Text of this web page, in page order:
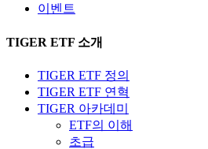
이벤트
TIGER ETF 소개
TIGER ETF 정의
TIGER ETF 연혁
TIGER 아카데미
ETF의 이해
초급